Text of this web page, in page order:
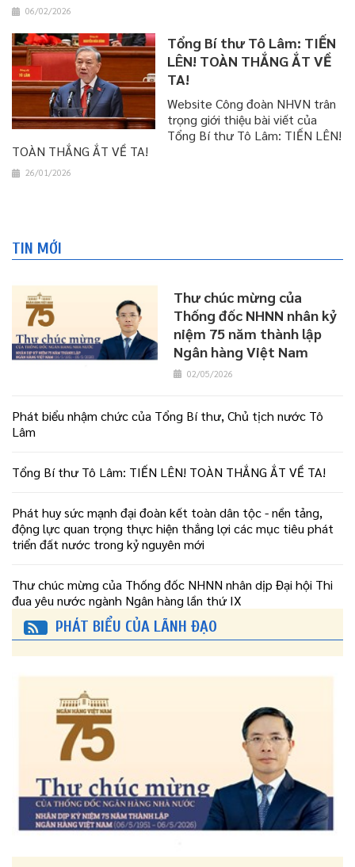
06/02/2026
Tổng Bí thư Tô Lâm: TIẾN
LÊN! TOÀN THẮNG ẮT VỀ
TA!
Website Công đoàn NHVN trân
trọng giới thiệu bài viết của
Tổng Bí thư Tô Lâm: TIẾN LÊN!
TOÀN THẮNG ẮT VỀ TA!
26/01/2026
TIN MỚI
Thư chúc mừng của
Thống đốc NHNN nhân kỷ
niệm 75 năm thành lập
Ngân hàng Việt Nam
02/05/2026
Phát biểu nhậm chức của Tổng Bí thư, Chủ tịch nước Tô
Lâm
Tổng Bí thư Tô Lâm: TIẾN LÊN! TOÀN THẮNG ẮT VỀ TA!
Phát huy sức mạnh đại đoàn kết toàn dân tộc - nền tảng,
động lực quan trọng thực hiện thắng lợi các mục tiêu phát
triển đất nước trong kỷ nguyên mới
Thư chúc mừng của Thống đốc NHNN nhân dịp Đại hội Thi
đua yêu nước ngành Ngân hàng lần thứ IX
PHÁT BIỂU CỦA LÃNH ĐẠO